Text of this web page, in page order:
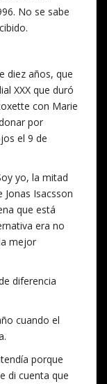
No se sabe
diez años, que
XXX que duró
con Marie
por
el 9 de
yo, la mitad
Isacsson
que está
era no
mejor
diferencia
cuando el
porque
di cuenta que